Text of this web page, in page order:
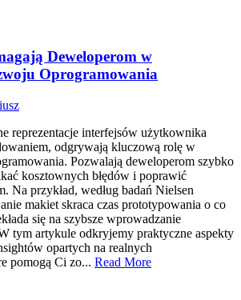
Deweloperom w
Oprogramowania
reprezentacje interfejsów użytkownika
odgrywają kluczową rolę w
Pozwalają deweloperom szybko
kosztownych błędów i poprawić
Na przykład, według badań Nielsen
makiet skraca czas prototypowania o co
się na szybsze wprowadzanie
tym artykule odkryjemy praktyczne aspekty
opartych na realnych
pomogą Ci zo... Read More